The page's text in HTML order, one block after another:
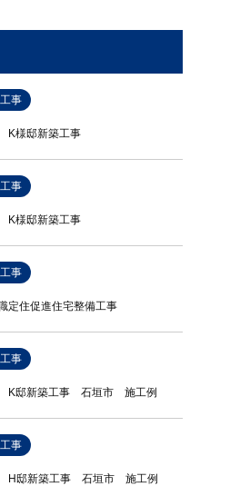
事
K様邸新築工事
事
K様邸新築工事
事
定住促進住宅整備工事
事
K邸新築工事 石垣市 施工例
事
H邸新築工事 石垣市 施工例